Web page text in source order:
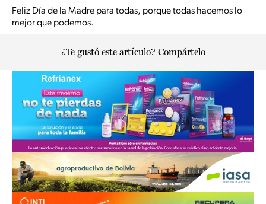
Feliz Día de la Madre para todas, porque todas hacemos lo
mejor que podemos.
¿Te gustó este artículo? Compártelo